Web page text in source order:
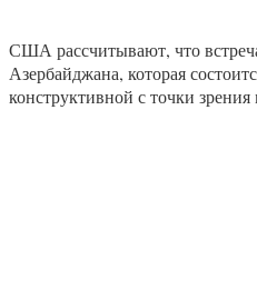
США рассчитывают, что
Азербайджана, которая
конструктивной с точки